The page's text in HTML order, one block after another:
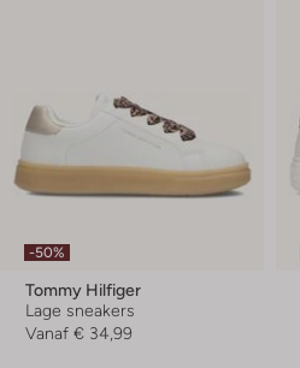
-50%
Tommy Hilfiger
Lage sneakers
Vanaf € 34,99